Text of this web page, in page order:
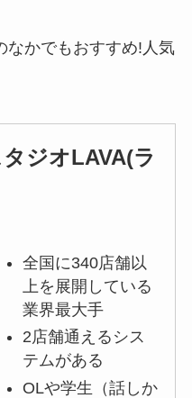
なかでもおすすめ!人気
ジオLAVA(ラ
全国に340店舗以
上を展開している
業界最大手
2店舗通えるシス
テムがある
OLや学生（話しか